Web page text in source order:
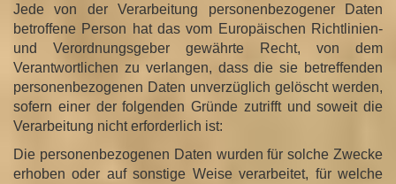
Jede von der Verarbeitung personenbezogener Daten
betroffene Person hat das vom Europäischen Richtlinien-
und Verordnungsgeber gewährte Recht, von dem
Verantwortlichen zu verlangen, dass die sie betreffenden
personenbezogenen Daten unverzüglich gelöscht werden,
sofern einer der folgenden Gründe zutrifft und soweit die
Verarbeitung nicht erforderlich ist:
Die personenbezogenen Daten wurden für solche Zwecke
erhoben oder auf sonstige Weise verarbeitet, für welche